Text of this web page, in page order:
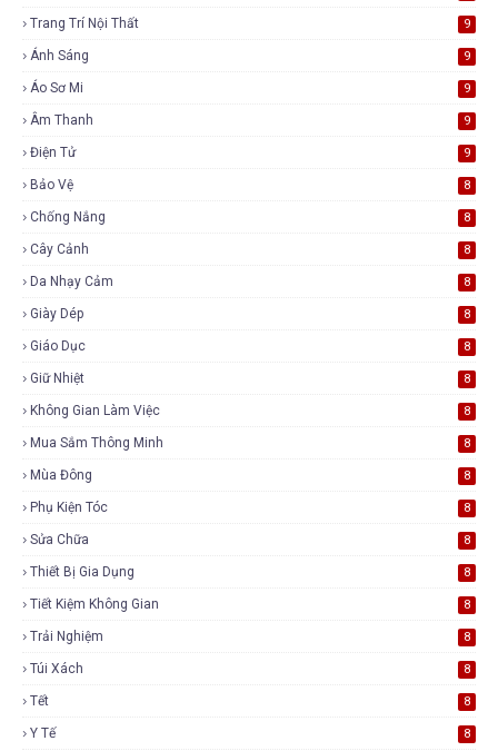
Trang Trí Nội Thất 9
Ánh Sáng 9
Áo Sơ Mi 9
Âm Thanh 9
Điện Tử 9
Bảo Vệ 8
Chống Nắng 8
Cây Cảnh 8
Da Nhạy Cảm 8
Giày Dép 8
Giáo Dục 8
Giữ Nhiệt 8
Không Gian Làm Việc 8
Mua Sắm Thông Minh 8
Mùa Đông 8
Phụ Kiện Tóc 8
Sửa Chữa 8
Thiết Bị Gia Dụng 8
Tiết Kiệm Không Gian 8
Trải Nghiệm 8
Túi Xách 8
Tết 8
Y Tế 8